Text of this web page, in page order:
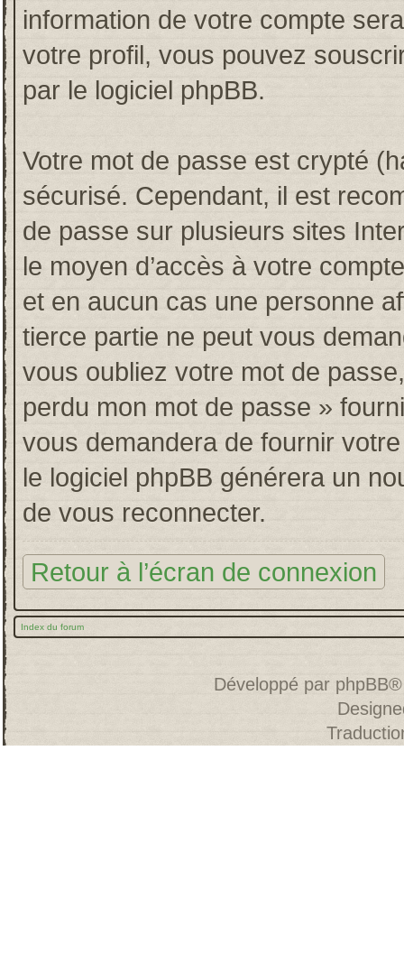
information de votre compte
votre profil, vous pouvez
par le logiciel phpBB.
Votre mot de passe est crypté
sécurisé. Cependant, il est
de passe sur plusieurs sites
le moyen d’accès à votre
et en aucun cas une personne
tierce partie ne peut vous
vous oubliez votre mot de
perdu mon mot de passe »
vous demandera de fournir
le logiciel phpBB générera un
de vous reconnecter.
Retour à l’écran de connexion
Index du forum
Développé par phpBB®